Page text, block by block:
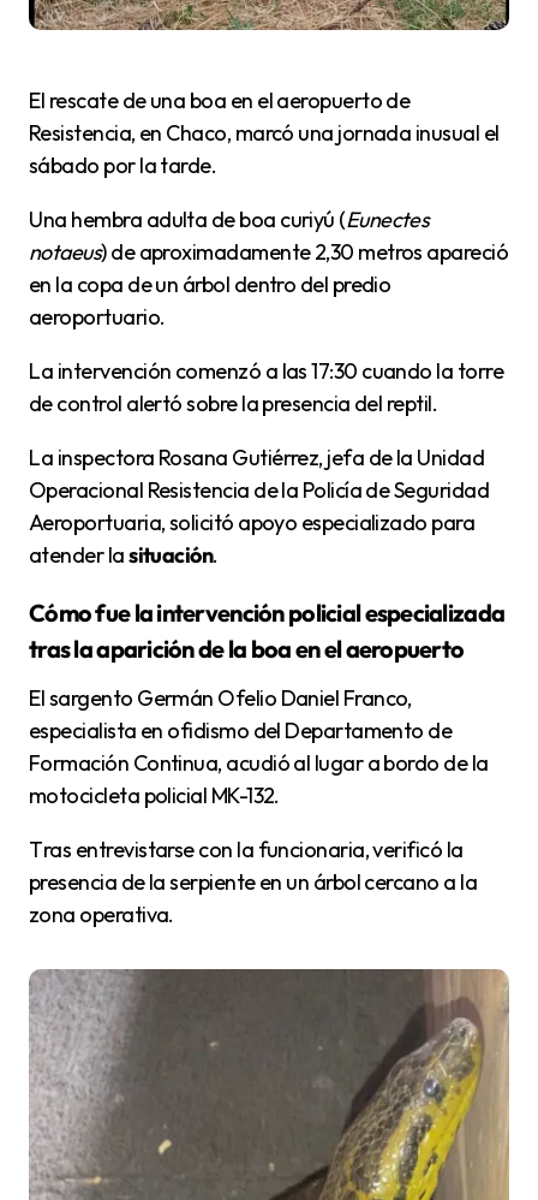
El rescate de una boa en el aeropuerto de
Resistencia, en Chaco, marcó una jornada inusual el
sábado por la tarde.
Una hembra adulta de boa curiyú (Eunectes
notaeus) de aproximadamente 2,30 metros apareció
en la copa de un árbol dentro del predio
aeroportuario.
La intervención comenzó a las 17:30 cuando la torre
de control alertó sobre la presencia del reptil.
La inspectora Rosana Gutiérrez, jefa de la Unidad
Operacional Resistencia de la Policía de Seguridad
Aeroportuaria, solicitó apoyo especializado para
atender lasituación.
Cómo fue la intervención policial especializada
tras la aparición de la boa en el aeropuerto
El sargento Germán Ofelio Daniel Franco,
especialista en ofidismo del Departamento de
Formación Continua, acudió al lugar a bordo de la
motocicleta policial MK-132.
Tras entrevistarse con la funcionaria, verificó la
presencia de la serpiente en un árbol cercano a la
zona operativa.